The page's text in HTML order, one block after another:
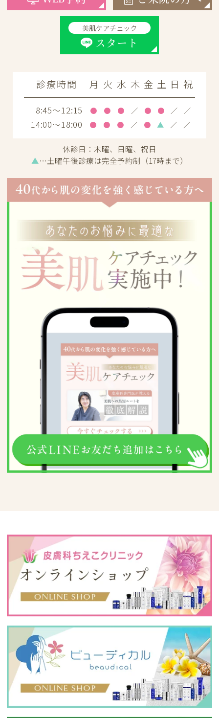
美肌ケアチェック
スタート
診療時間 月 火 水 木 金 土 日 祝
8:45～12:15 ● ● ● ／ ● ● ／ ／
14:00～18:00 ● ● ● ／ ● ▲ ／ ／
休診日： 木曜、日曜、祝日
▲…土曜午後診療は完全予約制（17時まで）